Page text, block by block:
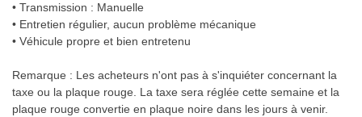
• Transmission : Manuelle
• Entretien régulier, aucun problème mécanique
• Véhicule propre et bien entretenu
Remarque : Les acheteurs n'ont pas à s'inquiéter concernant la
taxe ou la plaque rouge. La taxe sera réglée cette semaine et la
plaque rouge convertie en plaque noire dans les jours à venir.